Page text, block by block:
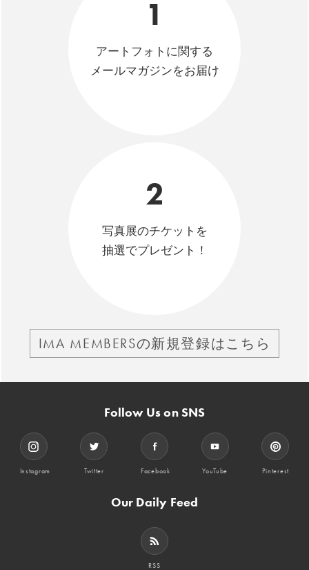
1
アートフォトに関する
メールマガジンをお届け
2
写真展のチケットを
抽選でプレゼント！
IMA MEMBERSの新規登録はこちら
Follow Us on SNS
Instagram Twitter Facebook YouTube Pinterest
Our Daily Feed
RSS